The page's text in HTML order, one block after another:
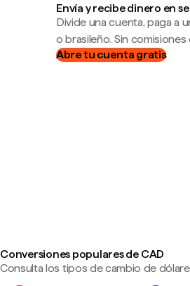
Envía y recibe dinero en
Divide una cuenta, paga a
o brasileño. Sin
Abre tu cuenta gratis
Conversiones populares de CAD
Consulta los tipos de cambio de